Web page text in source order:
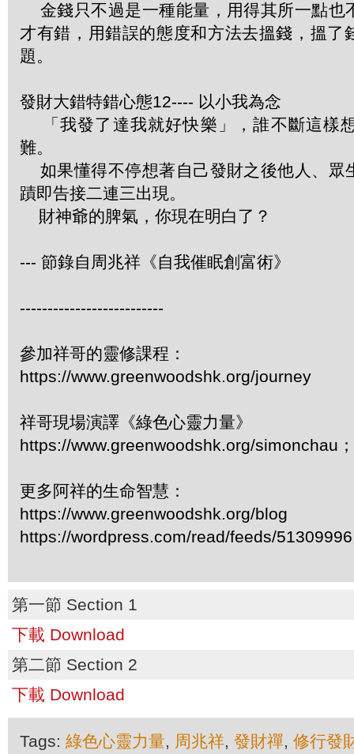
金錢只不過是一種能量，用得其所一點也
才有錯，用錯誤的態度和方法去搵錢，搵了
題。
發財大錯特錯心態12---- 以小我為念
「我發了達我就好快樂」，誰不斷這樣
難。
如果懂得不停想著自己發財之後他人、眾
蹟即告接二連三出現。
財神爺的脾氣，你現在明白了？
--- 節錄自周兆祥《自我催眠創富術》
--------------------------
參加祥哥的靈修課程：
https://www.greenwoodshk.org/journey
祥哥現場演譯《綠色心靈力量》
https://www.greenwoodshk.org/simonchau
更多阿祥的生命智慧：
https://www.greenwoodshk.org/blog
https://wordpress.com/read/feeds/51309996
第一節 Section 1
下載 Download
第二節 Section 2
下載 Download
Tags: 綠色心靈力量, 周兆祥, 發財禪, 修行發